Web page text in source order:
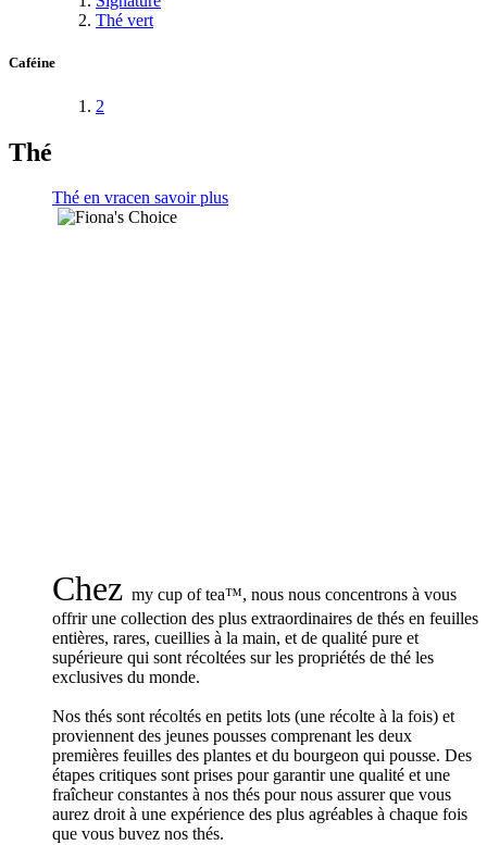
Thé vert
Caféine
2
Thé
Thé en vracen savoir plus
Chez my cup of tea™, nous nous concentrons à vous
offrir une collection des plus extraordinaires de thés en feuilles
entières, rares, cueillies à la main, et de qualité pure et
supérieure qui sont récoltées sur les propriétés de thé les
exclusives du monde.
Nos thés sont récoltés en petits lots (une récolte à la fois) et
proviennent des jeunes pousses comprenant les deux
premières feuilles des plantes et du bourgeon qui pousse. Des
étapes critiques sont prises pour garantir une qualité et une
fraîcheur constantes à nos thés pour nous assurer que vous
aurez droit à une expérience des plus agréables à chaque fois
que vous buvez nos thés.